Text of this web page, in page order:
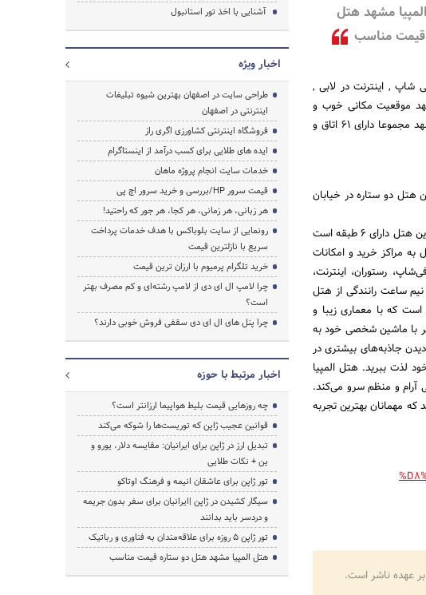
مشهد هتل
قیمت مناسب
هتل مشهد می توان به رستوران با ظرفیت 90 نفر , کافی شاپ , اینترنت در لابی ,
موقعیت مکانی خوب و
خدمات مطلوب آن می باشد که اکثریت مهمانان از این هتل رضایت کافی دارند. هتل المپیا مشهد مجموعا دارای 61 اتاق و
هتل دو ستاره در خیابان
هتل المپیا یکی از هتل‌های دو ستاره نوساز مشهد است که کمتر از ۶۰۰ متر با حرم فاصله دارد. این هتل دارای ۶ طبقه است
مراکز خرید و امکانات
رستوران، اینترنت،
نیم ساعت رانندگی از هتل
که با معماری زیبا و
با ماشین شخصی خود به
جاذبه‌های بیشتری در
لذت ببرید. هتل المپیا
در محیطی آرام و منظم سرو می‌کند.
مهمانان بهترین تجربه
عهده ناشر است.
آشنایی با اخذ تور استانبول
اخبار ویژه
طراحی سایت در اصفهان بهترین شیوه تبلیغات
اینترنتی در اصفهان
فروشگاه اینترنتی کشاورزی اگری راز
ایده های طلایی برای کسب درآمد از اینستاگرام
خدمات سایت انجام پروژه ماهان
قیمت سرور HP/بررسی و خرید سرور اچ پی
هر زبانی، هر زمانی، هر کجا، هر جور که راحتید!
رونمایی از سایت بلوباکس با هدف خدمات پرداخت
سریع با نازلترین قیمت
خرید تلگرام پرمیوم با ارزان ترین قیمت
چرا لامپ ال ای دی از لامپ رشته‌ای و کم مصرف بهتر
است؟
چرا پنل های ال ای دی سقفی فروش خوبی دارند؟
اخبار مرتبط با حوزه
چه روزهایی قیمت بلیط هواپیما ارزانتر است؟
قوانین عجیب ژاپن که توریست‌ها را شوکه می‌کند
تبدیل ارز در ژاپن برای ایرانیان: مقایسه دلار، یورو و
ین + نکات طلایی
تور ژاپن برای عاشقان انیمه و فرهنگ اوتاکو
سیگار کشیدن در ژاپن |ایرانیان برای سفر بدون جریمه
و دردسر باید بدانند
تور ژاپن ۵ روزه برای علاقه‌مندان به فناوری و رباتیک
هتل المپیا مشهد هتل دو ستاره قیمت مناسب